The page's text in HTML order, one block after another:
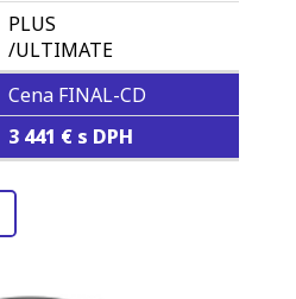
PLUS
/ULTIMATE
Cena FINAL-CD
3 441 € s DPH